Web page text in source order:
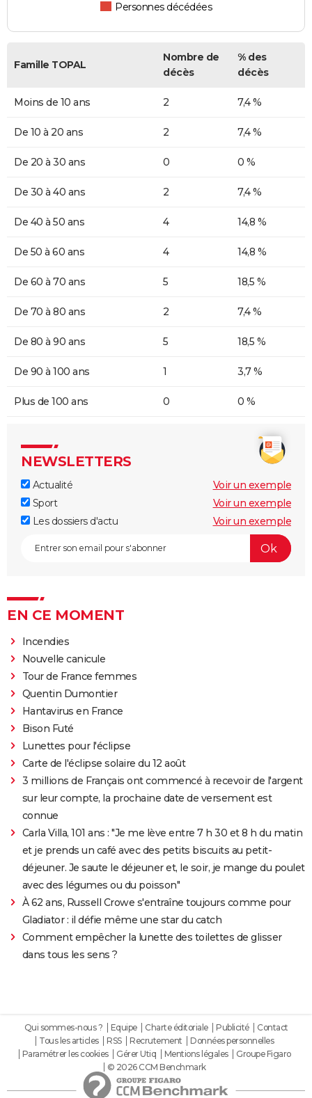
Personnes décédées
Famille TOPAL
Nombre de
décès
% des
décès
Moins de 10 ans 2 7,4 %
De 10 à 20 ans 2 7,4 %
De 20 à 30 ans 0 0 %
De 30 à 40 ans 2 7,4 %
De 40 à 50 ans 4 14,8 %
De 50 à 60 ans 4 14,8 %
De 60 à 70 ans 5 18,5 %
De 70 à 80 ans 2 7,4 %
De 80 à 90 ans 5 18,5 %
De 90 à 100 ans 1 3,7 %
Plus de 100 ans 0 0 %
NEWSLETTERS
Actualité
Voir un exemple
Sport
Voir un exemple
Les dossiers d'actu
Voir un exemple
EN CE MOMENT
Incendies
Nouvelle canicule
Tour de France femmes
Quentin Dumontier
Hantavirus en France
Bison Futé
Lunettes pour l'éclipse
Carte de l'éclipse solaire du 12 août
3 millions de Français ont commencé à recevoir de l'argent
sur leur compte, la prochaine date de versement est
connue
Carla Villa, 101 ans : "Je me lève entre 7 h 30 et 8 h du matin
et je prends un café avec des petits biscuits au petit-
déjeuner. Je saute le déjeuner et, le soir, je mange du poulet
avec des légumes ou du poisson"
À 62 ans, Russell Crowe s'entraîne toujours comme pour
Gladiator : il défie même une star du catch
Comment empêcher la lunette des toilettes de glisser
dans tous les sens ?
Qui sommes-nous ? Equipe Charte éditoriale Publicité
Contact
Tous les articles
RSS Recrutement
Données personnelles
Paramétrer les cookies
Gérer Utiq Mentions légales
Groupe Figaro
© 2026 CCM Benchmark